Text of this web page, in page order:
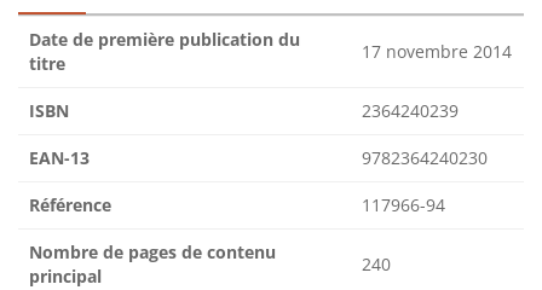
Date de première publication du
titre
17 novembre 2014
ISBN 2364240239
EAN-13 9782364240230
Référence 117966-94
Nombre de pages de contenu
principal
240